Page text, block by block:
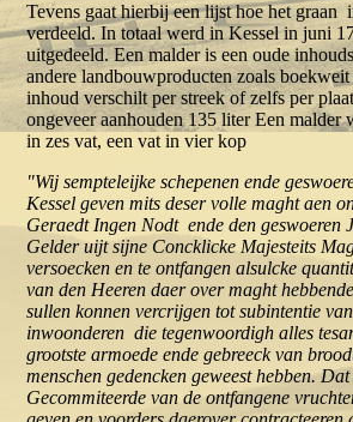
Tevens gaat hierbij een lijst hoe het graan
verdeeld. In totaal werd in Kessel in juni
uitgedeeld. Een malder is een oude
andere landbouwproducten zoals
inhoud verschilt per streek of zelfs per
ongeveer aanhouden 135 liter Een malder
in zes vat, een vat in vier kop
"Wij sempteleijke schepenen ende
Kessel geven mits deser volle maght aen
Geraedt Ingen Nodt ende den geswoeren
Gelder uijt sijne Concklicke Majesteits
versoecken en te ontfangen alsulcke
van den Heeren daer over maght
sullen konnen vercrijgen tot subintentie
inwoonderen die tegenwoordigh alles
grootste armoede ende gebreeck van
menschen gedencken geweest hebben.
Gecommiteerde van de ontfangene